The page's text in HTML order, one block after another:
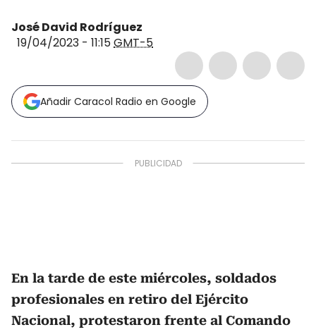
José David Rodríguez
19/04/2023 - 11:15GMT-5
Añadir Caracol Radio en Google
En la tarde de este miércoles, soldados
profesionales en retiro del Ejército
Nacional, protestaron frente al Comando